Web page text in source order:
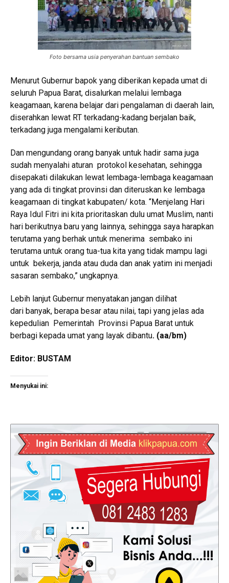
Foto bersama usia penyerahan bantuan sembako
Menurut Gubernur bapok yang diberikan kepada umat di
seluruh Papua Barat, disalurkan melalui lembaga
keagamaan, karena belajar dari pengalaman di daerah lain,
diserahkan lewat RT terkadang-kadang berjalan baik,
terkadang juga mengalami keributan.
Dan mengundang orang banyak untuk hadir sama juga
sudah menyalahi aturan protokol kesehatan, sehingga
disepakati dilakukan lewat lembaga-lembaga keagamaan
yang ada di tingkat provinsi dan diteruskan ke lembaga
keagamaan di tingkat kabupaten/ kota. “Menjelang Hari
Raya Idul Fitri ini kita prioritaskan dulu umat Muslim, nanti
hari berikutnya baru yang lainnya, sehingga saya harapkan
terutama yang berhak untuk menerima sembako ini
terutama untuk orang tua-tua kita yang tidak mampu lagi
untuk bekerja, janda atau duda dan anak yatim ini menjadi
sasaran sembako,” ungkapnya.
Lebih lanjut Gubernur menyatakan jangan dilihat
dari banyak, berapa besar atau nilai, tapi yang jelas ada
kepedulian Pemerintah Provinsi Papua Barat untuk
berbagi kepada umat yang layak dibantu. (aa/bm)
Editor: BUSTAM
Menyukai ini: